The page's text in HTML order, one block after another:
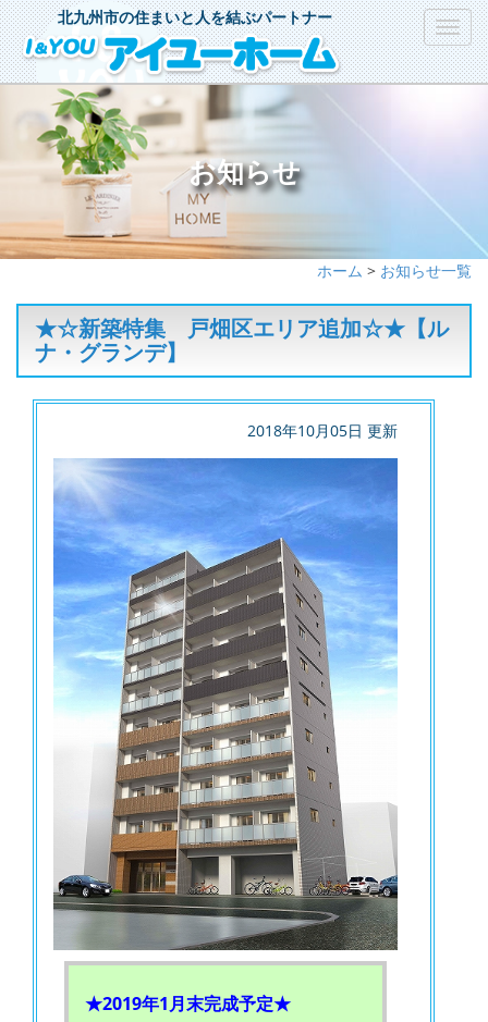
北九州市の住まいと人を結ぶパートナー
お知らせ
ホーム > お知らせ一覧
★☆新築特集 戸畑区エリア追加☆★【ル
ナ・グランデ】
2018年10月05日 更新
★2019年1月末完成予定★